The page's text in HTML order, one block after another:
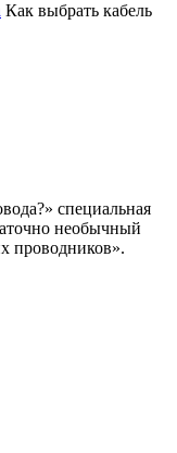
Как выбрать кабель
специальная
необычный
проводников».